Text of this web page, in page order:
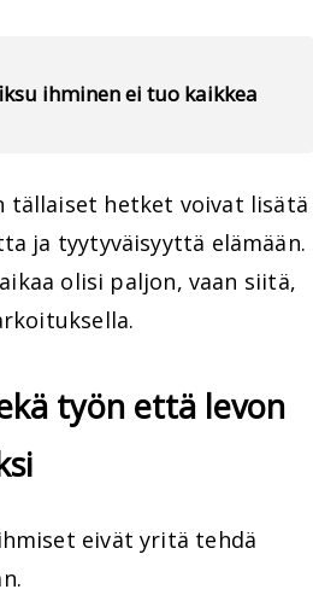
ihminen ei tuo kaikkea
tällaiset hetket voivat lisätä
ja tyytyväisyyttä elämään.
olisi paljon, vaan siitä,
työn että levon
eivät yritä tehdä